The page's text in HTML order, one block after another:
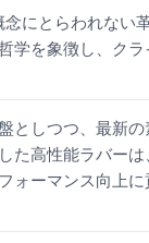
にとらわれない
を象徴し、クラ
としつつ、最新
た高性能ラバー
ォーマンス向上に